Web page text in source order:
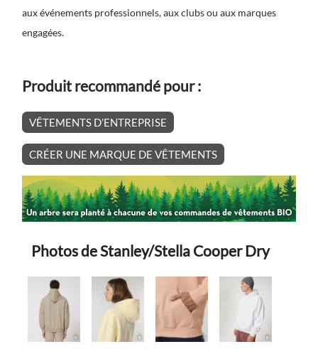
aux événements professionnels, aux clubs ou aux marques
engagées.
Produit recommandé pour :
VÊTEMENTS D’ENTREPRISE
CRÉER UNE MARQUE DE VÊTEMENTS
Photos de Stanley/Stella Cooper Dry